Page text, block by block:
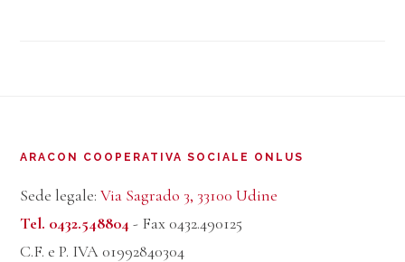
ARACON COOPERATIVA SOCIALE ONLUS
Sede legale:Via Sagrado 3, 33100 Udine
Tel. 0432.548804- Fax 0432.490125
C.F. e P. IVA 01992840304